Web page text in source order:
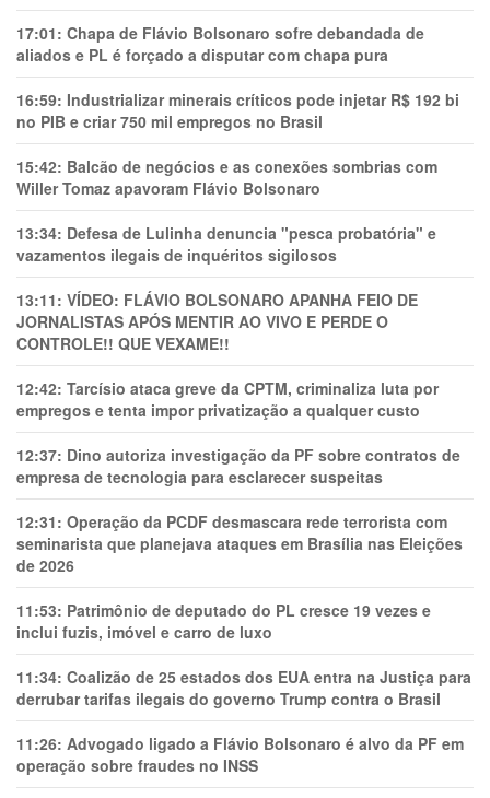
17:01: Chapa de Flávio Bolsonaro sofre debandada de
aliados e PL é forçado a disputar com chapa pura
16:59: Industrializar minerais críticos pode injetar R$ 192 bi
no PIB e criar 750 mil empregos no Brasil
15:42: Balcão de negócios e as conexões sombrias com
Willer Tomaz apavoram Flávio Bolsonaro
13:34: Defesa de Lulinha denuncia "pesca probatória" e
vazamentos ilegais de inquéritos sigilosos
13:11: VÍDEO: FLÁVIO BOLSONARO APANHA FEIO DE
JORNALISTAS APÓS MENTIR AO VIVO E PERDE O
CONTROLE!! QUE VEXAME!!
12:42: Tarcísio ataca greve da CPTM, criminaliza luta por
empregos e tenta impor privatização a qualquer custo
12:37: Dino autoriza investigação da PF sobre contratos de
empresa de tecnologia para esclarecer suspeitas
12:31: Operação da PCDF desmascara rede terrorista com
seminarista que planejava ataques em Brasília nas Eleições
de 2026
11:53: Patrimônio de deputado do PL cresce 19 vezes e
inclui fuzis, imóvel e carro de luxo
11:34: Coalizão de 25 estados dos EUA entra na Justiça para
derrubar tarifas ilegais do governo Trump contra o Brasil
11:26: Advogado ligado a Flávio Bolsonaro é alvo da PF em
operação sobre fraudes no INSS